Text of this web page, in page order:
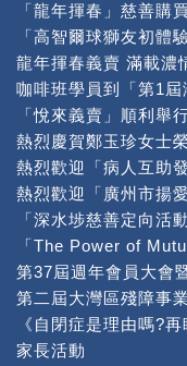
「龍年揮春」慈善購
「高智爾球獅友初體驗
龍年揮春義賣 滿載濃
咖啡班學員到「第1
「悅來義賣」順利舉
熱烈慶賀鄭玉珍女士
熱烈歡迎「廣州市揚
「深水埗慈善定向活動
「The Power of
第37屆週年會員大會
第二屆大灣區殘障事
《自閉症是理由嗎?
家長活動